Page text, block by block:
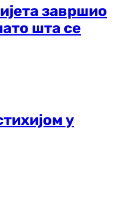
завршио
шта се
у